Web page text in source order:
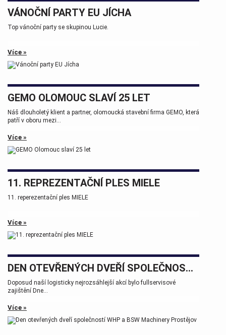
VÁNOČNÍ PARTY EU JÍCHA
Top vánoční party se skupinou Lucie.
Více »
GEMO OLOMOUC SLAVÍ 25 LET
Náš dlouholetý klient a partner, olomoucká stavební firma GEMO, která
patří v oboru mezi...
Více »
11. REPREZENTAČNÍ PLES MIELE
11. reperezentační ples MIELE
Více »
DEN OTEVŘENÝCH DVEŘÍ SPOLEČNOSTÍ WHP A BSW MACHINERY PROSTĚJOV
Doposud naší logisticky nejrozsáhlejší akcí bylo fullservisové
zajištění Dne...
Více »